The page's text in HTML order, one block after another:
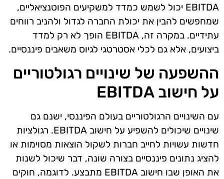
EBITDA יכול לשמש כמדד למשקיעים הפוטנציאליים,
שמחפשים להבין את יכולת החברה לגדול ולהניב רווחים
עתידיים. במקרה זה, EBITDA הופך לא רק למדד
ביצועים, אלא גם לכלי אסטרטגי לגיוס משאבים פיננסיים.
ההשפעה של שינויים רגולטוריים
על חישוב EBITDA
עם השינויים הרגולטוריים בעולם הפיננסי, ישנם גם
שינויים שיכולים להשפיע על חישוב EBITDA. רגולציות
חדשות עשויות לחייב חברות לשקול הוצאות מסוימות או
להציג נתונים פיננסיים בצורה שונה, דבר שיכול לשנות
את האופן שבו חישוב EBITDA מתבצע. לדוגמה, חוקים